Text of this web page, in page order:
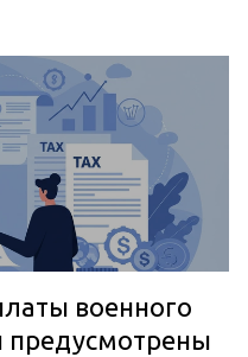
военного
предусмотрены